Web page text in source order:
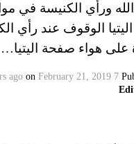
ورأي الكنيسة في
على هواء صفحة اليتيا…
7 years ago
on February 21, 2019